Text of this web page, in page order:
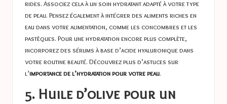
rides. Associez cela à un soin hydratant adapté à votre type
de peau. Pensez également à intégrer des aliments riches en
eau dans votre alimentation, comme les concombres et les
pastèques. Pour une hydratation encore plus complète,
incorporez des sérums à base d’acide hyaluronique dans
votre routine beauté. Découvrez plus d’astuces sur
l’importance de l’hydratation pour votre peau.
5. Huile d’olive pour un